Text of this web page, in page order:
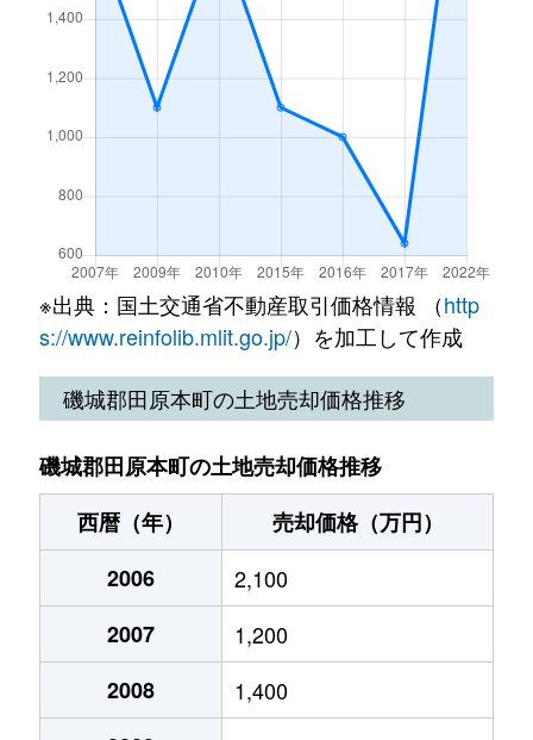
※出典：国土交通省不動産取引価格情報 （http
s://www.reinfolib.mlit.go.jp/）を加工して作成
磯城郡田原本町の土地売却価格推移
磯城郡田原本町の土地売却価格推移
西暦（年）
売却価格（万円）
2006
2,100
2007
1,200
2008
1,400